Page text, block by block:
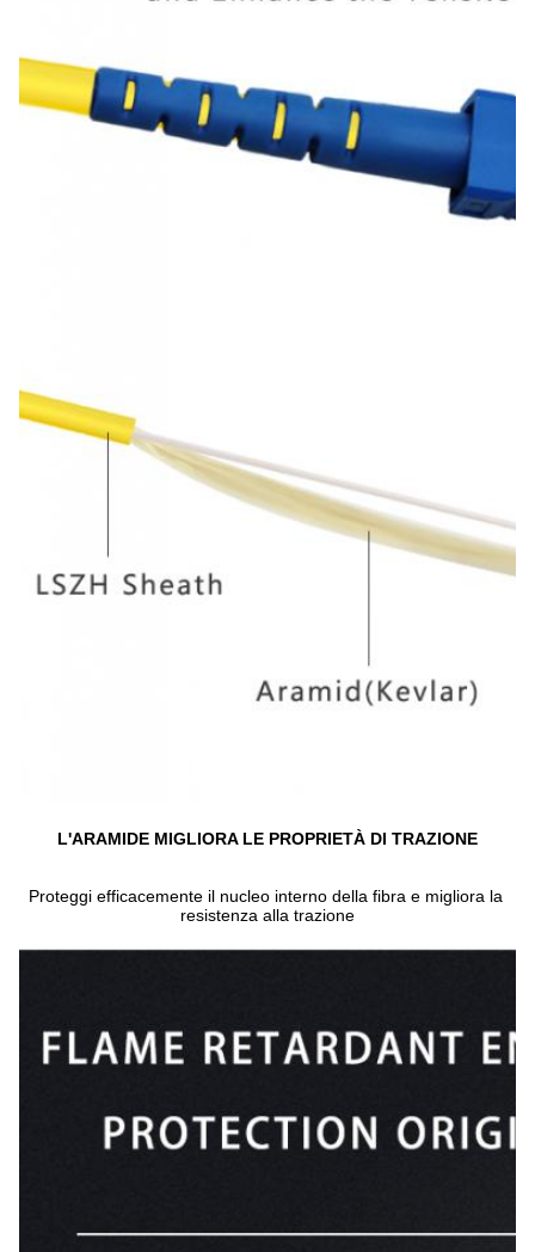
L'ARAMIDE MIGLIORA LE PROPRIETÀ DI TRAZIONE
Proteggi efficacemente il nucleo interno della fibra e migliora la
resistenza alla trazione